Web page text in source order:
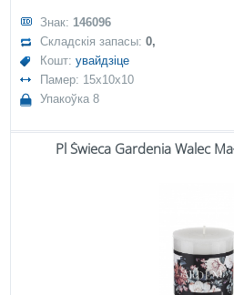
Знак: 146096
Складскія запасы:0,
Кошт:увайдзіце
Памер: 15x10x10
Упакоўка 8
Pl Świeca Gardenia Walec